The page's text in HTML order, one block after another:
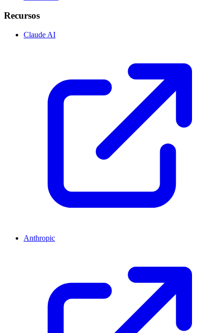
Recursos
Claude AI
Anthropic